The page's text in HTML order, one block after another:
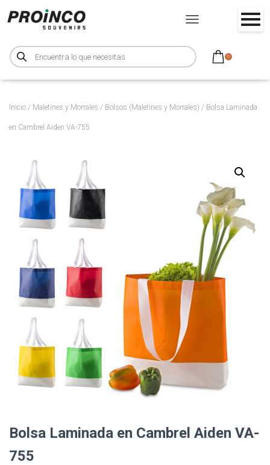
B
ú
s
u
d
r
0
CAMBIAR MODO DE
Inicio / Maletines y Morrales / Bolsos (Maletines y Morrales) / Bolsa Laminada
en Cambrel Aiden VA-755
Bolsa Laminada en Cambrel Aiden VA-
755